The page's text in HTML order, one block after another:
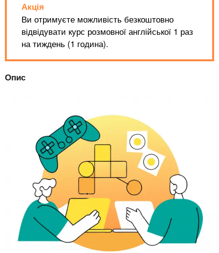
f
o
Акція
Ви отримуєте можливість безкоштовно
відвідувати курс розмовної англійської 1 раз
на тиждень (1 година).
Опис